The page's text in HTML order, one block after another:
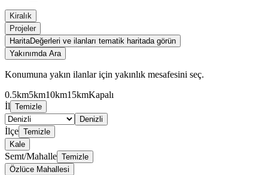
Kiralık
Projeler
HaritaDeğerleri ve ilanları tematik haritada görün
Yakınımda Ara
Konumuna yakın ilanlar için yakınlık mesafesini seç.
0.5km5km10km15kmKapalı
İl Temizle
Denizli
İlçe Temizle
Kale
Semt/Mahalle Temizle
Özlüce Mahallesi